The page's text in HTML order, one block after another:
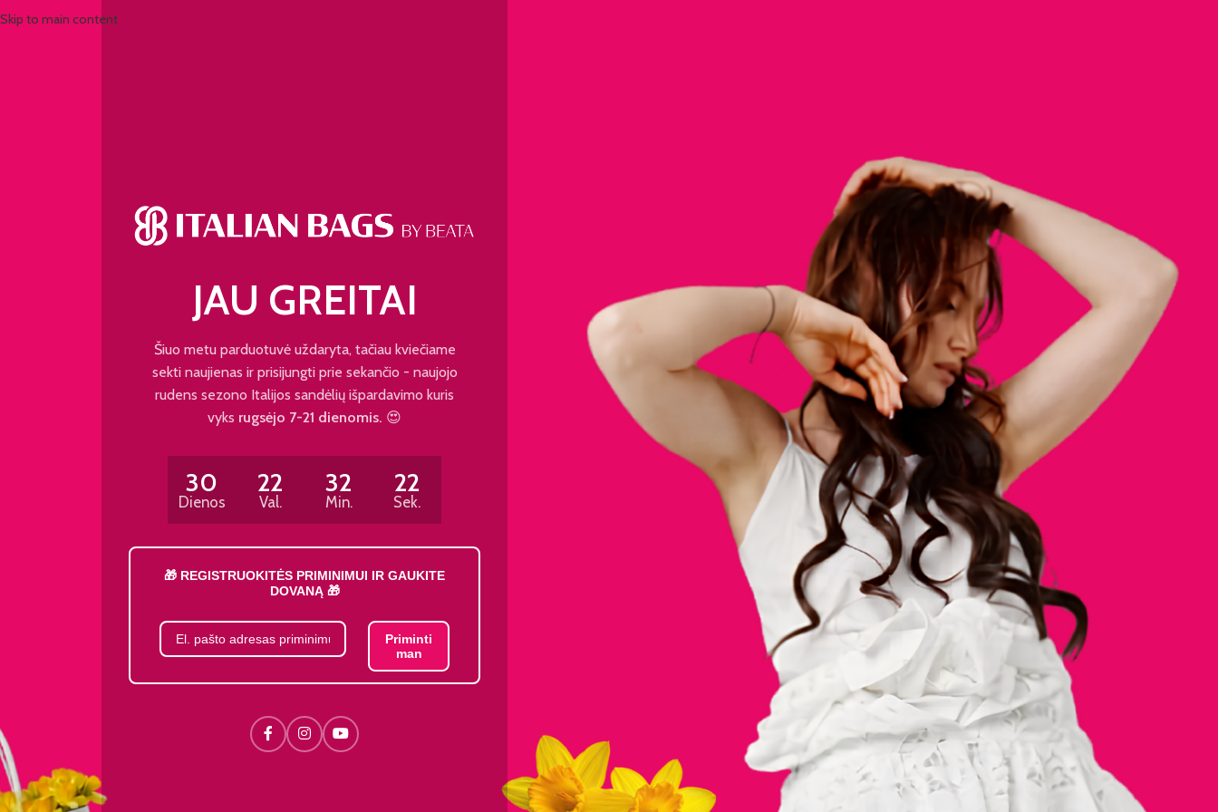
Skip to main content
JAU GREITAI
Šiuo metu parduotuvė uždaryta, tačiau kviečiame
sekti naujienas ir prisijungti prie sekančio - naujojo
rudens sezono Italijos sandėlių išpardavimo kuris
vyks rugsėjo 7-21 dienomis. 😍
30
Dienos
22
Val.
32
Min.
22
Sek.
🎁 REGISTRUOKITĖS PRIMINIMUI IR GAUKITE
DOVANĄ 🎁
Priminti
man